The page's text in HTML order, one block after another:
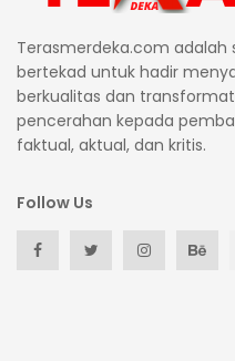
Terasmerdeka.com
bertekad untuk hadir
berkualitas dan
pencerahan kepada
faktual, aktual, dan kritis.
Follow Us